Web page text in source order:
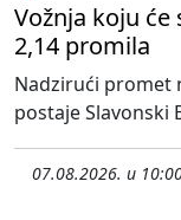
Vožnja koju
2,14 promila
Nadzirući promet
postaje Slavonski
07.08.2026. u